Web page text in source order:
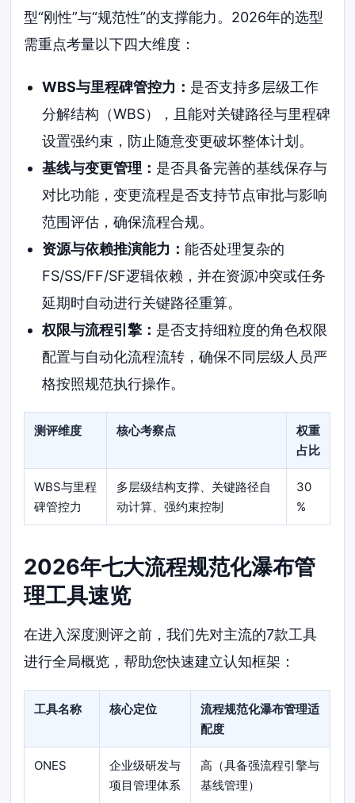
型“刚性”与“规范性”的支撑能力。2026年的选型
需重点考量以下四大维度：
WBS与里程碑管控力： 是否支持多层级工作
分解结构（WBS），且能对关键路径与里程碑
设置强约束，防止随意变更破坏整体计划。
基线与变更管理： 是否具备完善的基线保存与
对比功能，变更流程是否支持节点审批与影响
范围评估，确保流程合规。
资源与依赖推演能力： 能否处理复杂的
FS/SS/FF/SF逻辑依赖，并在资源冲突或任务
延期时自动进行关键路径重算。
权限与流程引擎： 是否支持细粒度的角色权限
配置与自动化流程流转，确保不同层级人员严
格按照规范执行操作。
测评维度 核心考察点
权重
占比
WBS与里程
碑管控力
多层级结构支撑、关键路径自
动计算、强约束控制
30
%
2026年七大流程规范化瀑布管
理工具速览
在进入深度测评之前，我们先对主流的7款工具
进行全局概览，帮助您快速建立认知框架：
工具名称 核心定位
流程规范化瀑布管理适
配度
ONES
企业级研发与
项目管理体系
高（具备强流程引擎与
基线管理）